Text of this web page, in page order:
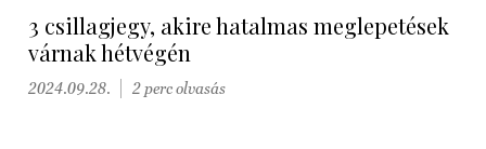
3 csillagjegy, akire hatalmas meglepetések
várnak hétvégén
2024.09.28. 2 perc olvasás